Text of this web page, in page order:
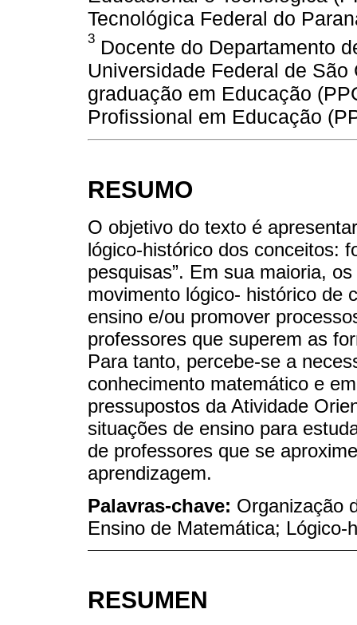
Tecnológica Federal do
3 Docente do Departamento
Universidade Federal de
graduação em Educação
Profissional em Educação
RESUMO
O objetivo do texto é
lógico-histórico dos conceitos:
pesquisas”. Em sua maioria,
movimento lógico- histórico de
ensino e/ou promover
professores que superem as
Para tanto, percebe-se a
conhecimento matemático e
pressupostos da Atividade
situações de ensino para
de professores que se
aprendizagem.
Palavras-chave: Organização
Ensino de Matemática; Lógico-
RESUMEN